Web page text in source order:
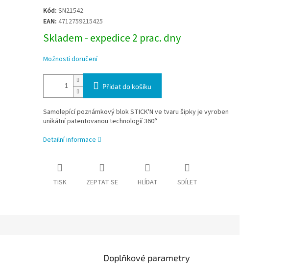
Měrná
cena:
Kód: SN21542
EAN: 4712759215425
Skladem - expedice 2 prac. dny
Možnosti doručení
Přidat do košíku
Samolepící poznámkový blok STICK'N ve tvaru šipky je vyroben
unikátní patentovanou technologií 360°
Detailní informace
TISK ZEPTAT SE HLÍDAT SDÍLET
Doplňkové parametry